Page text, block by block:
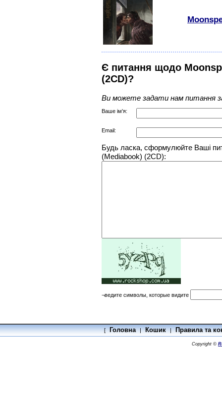
Є питання щодо
(2CD)?
Ви можете задати нам питання
Ваше ім'я:
Email:
Будь ласка, сформулюйте Ваші
(Mediabook) (2CD):
¬ведите символы, которые видите
[ Головна | Кошик | Правила та
Copyright ©